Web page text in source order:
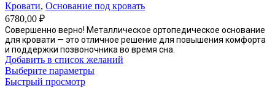
на
товара.
Кровати, Основание под кровать
6780,00 ₽
Совершенно верно! Металлическое ортопедическое основание
для кровати — это отличное решение для повышения комфорта
и поддержки позвоночника во время сна.
Добавить в список желаний
Выберите параметрыЭтот
Быстрый просмотр